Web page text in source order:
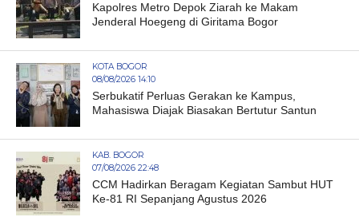
Kapolres Metro Depok Ziarah ke Makam
Jenderal Hoegeng di Giritama Bogor
KOTA BOGOR
08/08/2026 14:10
Serbukatif Perluas Gerakan ke Kampus,
Mahasiswa Diajak Biasakan Bertutur Santun
KAB. BOGOR
07/08/2026 22:48
CCM Hadirkan Beragam Kegiatan Sambut HUT
Ke-81 RI Sepanjang Agustus 2026